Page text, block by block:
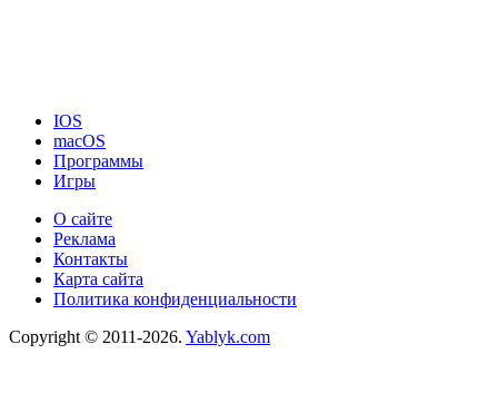
IOS
macOS
Программы
Игры
О сайте
Реклама
Контакты
Карта сайта
Политика конфиденциальности
Copyright © 2011-2026. Yablyk.сom